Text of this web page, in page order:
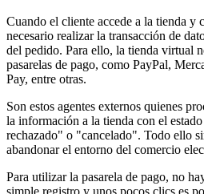
Cuando el cliente accede a la tienda y
necesario realizar la transacción de
del pedido. Para ello, la tienda virtual
pasarelas de pago, como PayPal,
Pay, entre otras.
Son estos agentes externos quienes
la información a la tienda con el
rechazado" o "cancelado". Todo ello
abandonar el entorno del comercio
Para utilizar la pasarela de pago, no
simple registro y unos pocos clics es